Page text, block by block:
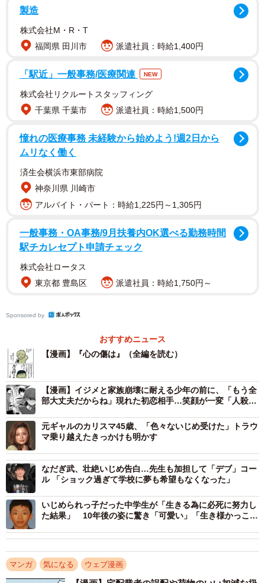
製造
株式会社M・R・T
福岡県 田川市
派遣社員：時給1,400円
「駅近」一般事務/医療関連 NEW
株式会社リクルートスタッフィング
千葉県 千葉市
派遣社員：時給1,500円
憧れの医療事務 未経験から始めよう!週2日から
ムリなく働く
済生会横浜市東部病院
神奈川県 川崎市
アルバイト・パート：時給1,225円～1,305円
一般事務・OA事務/9月扶養内OK選べる勤務時間
駅チカレセプト申請チェック
株式会社ロータス
東京都 豊島区
派遣社員：時給1,750円～
Sponsored by
おすすめニュース
【漫画】『心の傷は』（全編を読む）
【漫画】イジメと家族崩壊に耐える少年の前に、「もう全
部大丈夫だからね」現れた初恋相手…笑顔が一変「人殺し
元ギャルのカリスマ45歳、「色々ないじめ受けた」トラウ
マ乗り越えたきっかけも明かす
なだぎ武、壮絶いじめ告白…先生も加担して「デブ」コー
ル 「ショック過ぎて学校に夢も希望もなくなった」
いじめられっ子だった中学生が「生きる為に必死に努力し
た結果」 10年後の姿に驚き「可愛い」「生き様かっこい
マンガ 気になる ウェブ漫画